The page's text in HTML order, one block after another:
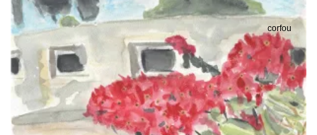
corfou